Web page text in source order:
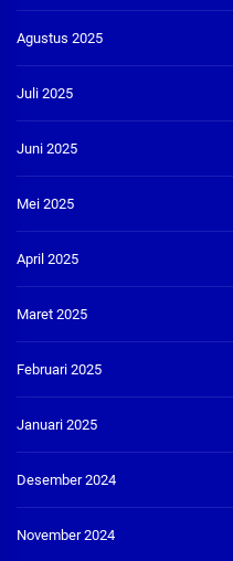
Agustus 2025
Juli 2025
Juni 2025
Mei 2025
April 2025
Maret 2025
Februari 2025
Januari 2025
Desember 2024
November 2024